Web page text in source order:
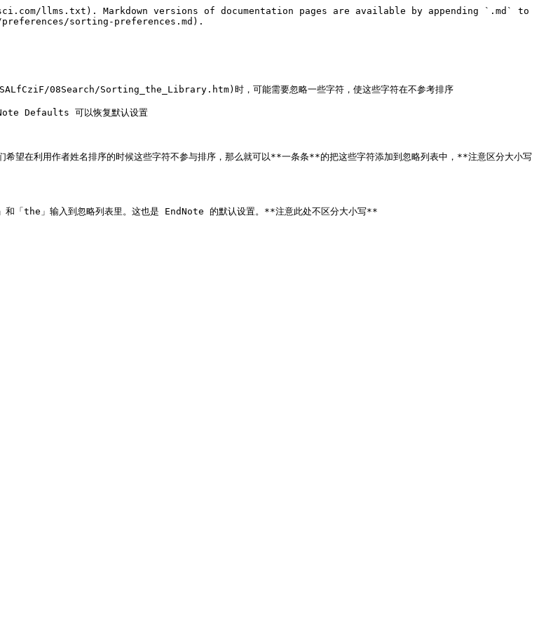
llms.txt). Markdown versions of documentation pages are available by appending `.md` to
sorting-preferences.md).
08Search/Sorting_the_Library.htm)时，可能需要忽略一些字符，使这些字符在不参考排序
Defaults 可以恢复默认设置
望在利用作者姓名排序的时候这些字符不参与排序，那么就可以**一条条**的把这些字符添加到忽略列表中，**注意区分大小写